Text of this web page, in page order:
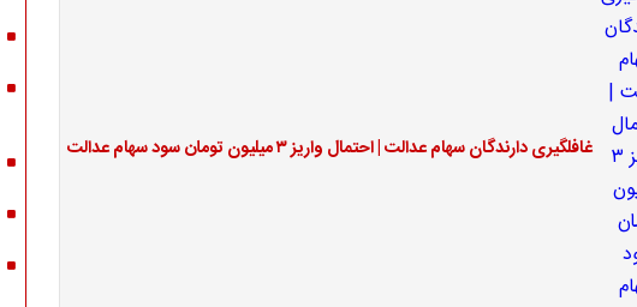
غافلگیری دارندگان سهام عدالت | احتمال واریز ۳ میلیون تومان سود سهام عدالت